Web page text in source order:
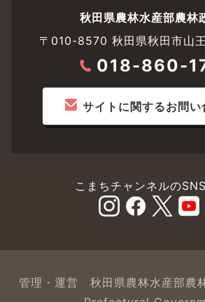
秋田県農林水産部農林
〒010-8570 秋田県秋田市山
018-860-
サイトに関するお問い
こまちチャンネルのSNS
管理・運営 秋田県農林水産部農